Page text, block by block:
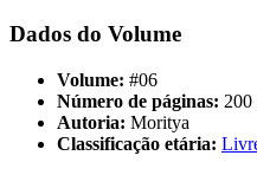
Dados do Volume
Volume: #06
Número de páginas: 200
Autoria: Moritya
Classificação etária: